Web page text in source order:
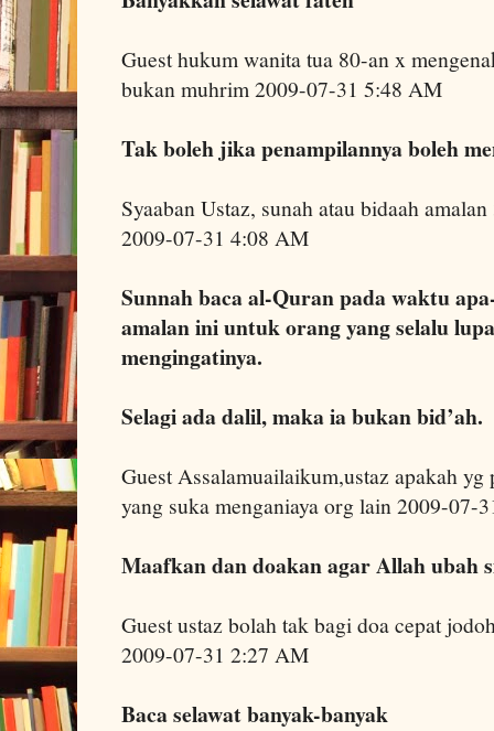
Guest hukum wanita tua 80-an x
bukan muhrim 2009-07-31 5:48 AM
Tak boleh jika penampilannya boleh
Syaaban Ustaz, sunah atau bidaah
2009-07-31 4:08 AM
Sunnah baca al-Quran pada waktu
amalan ini untuk orang yang selalu
mengingatinya.
Selagi ada dalil, maka ia bukan bid’ah.
Guest Assalamuailaikum,ustaz apakah
yang suka menganiaya org lain 2009-07-
Maafkan dan doakan agar Allah ubah
Guest ustaz bolah tak bagi doa cepat
2009-07-31 2:27 AM
Baca selawat banyak-banyak